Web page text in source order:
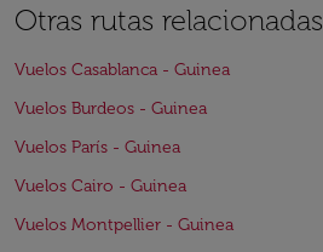
Otras rutas relacionadas
Vuelos Casablanca - Guinea
Vuelos Burdeos - Guinea
Vuelos París - Guinea
Vuelos Cairo - Guinea
Vuelos Montpellier - Guinea